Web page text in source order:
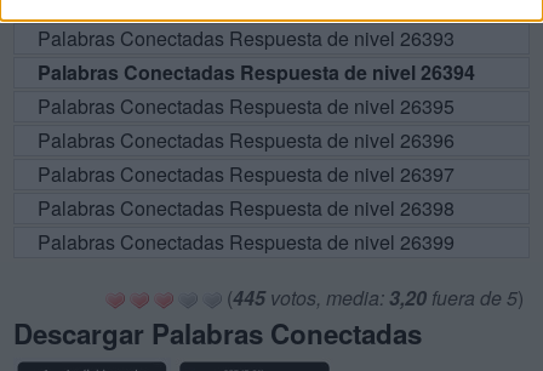
Palabras Conectadas Respuesta de nivel 26393
Palabras Conectadas Respuesta de nivel 26394
Palabras Conectadas Respuesta de nivel 26395
Palabras Conectadas Respuesta de nivel 26396
Palabras Conectadas Respuesta de nivel 26397
Palabras Conectadas Respuesta de nivel 26398
Palabras Conectadas Respuesta de nivel 26399
(445votos, media: 3,20 fuera de 5)
Descargar Palabras Conectadas